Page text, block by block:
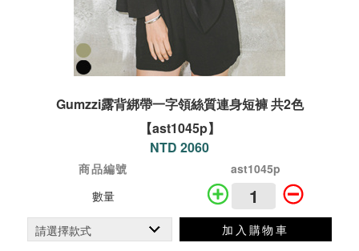
Gumzzi露背綁帶一字領絲質連身短褲 共2色
【ast1045p】
NTD 2060
商品編號
ast1045p
數量
加入購物車